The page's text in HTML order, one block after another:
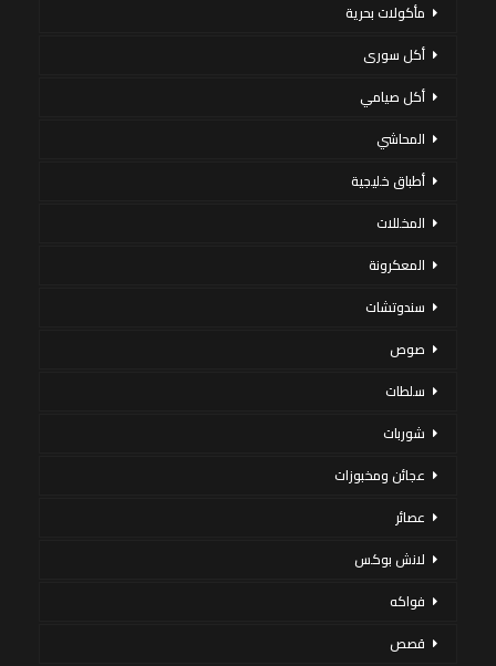
مأكولات بحرية
أكل سورى
أكل صيامي
المحاشي
أطباق خليجية
المخللات
المعكرونة
سندوتشات
صوص
سلطات
شوربات
عجائن ومخبوزات
عصائر
لانش بوكس
فواكه
قصص